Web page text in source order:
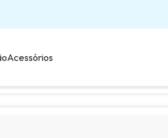
Acessórios